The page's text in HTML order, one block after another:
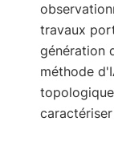
travaux
génération
méthode